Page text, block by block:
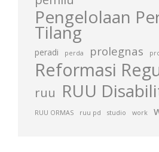
Pengelolaan
Tilang
peradi perda prolegnas
Reformasi
ruu RUU
RUU ORMAS ruu pd studio work